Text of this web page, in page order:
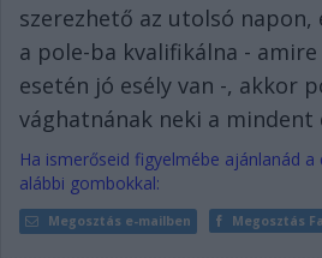
szerezhető az utolsó napon,
a pole-ba kvalifikálna -
esetén jó esély van -, akkor
vághatnának neki a
Ha ismerőseid figyelmébe ajánlanád
alábbi gombokkal:
Megosztás e-mailben Megosztás